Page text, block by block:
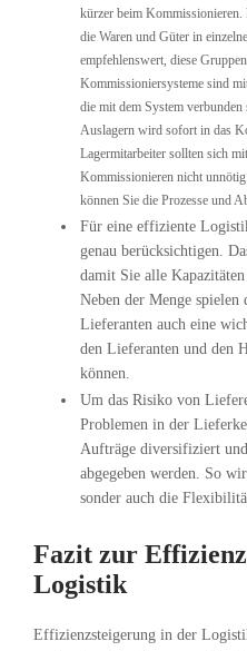
kürzer beim Kommissionieren.
die Waren und Güter in
empfehlenswert, diese
Kommissioniersysteme sind
die mit dem System
Auslagern wird sofort in das
Lagermitarbeiter sollten sich
Kommissionieren nicht
können Sie die Prozesse und
Für eine effiziente
genau berücksichtigen.
damit Sie alle
Neben der Menge spielen
Lieferanten auch eine
den Lieferanten und den
können.
Um das Risiko von
Problemen in der
Aufträge diversifiziert
abgegeben werden. So
sonder auch die
Fazit zur
Logistik
Effizienzsteigerung in der